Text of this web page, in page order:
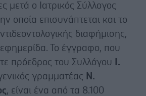
μετά ο Ιατρικός Σύλλογος
οποία επισυνάπτεται και το
διαφήμισης,
Το έγγραφο, που
πρόεδρος του Συλλόγου
Ι.
γραμματέας Ν.
, είναι ένα από τα 8.100